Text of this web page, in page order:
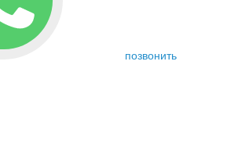
позвонить